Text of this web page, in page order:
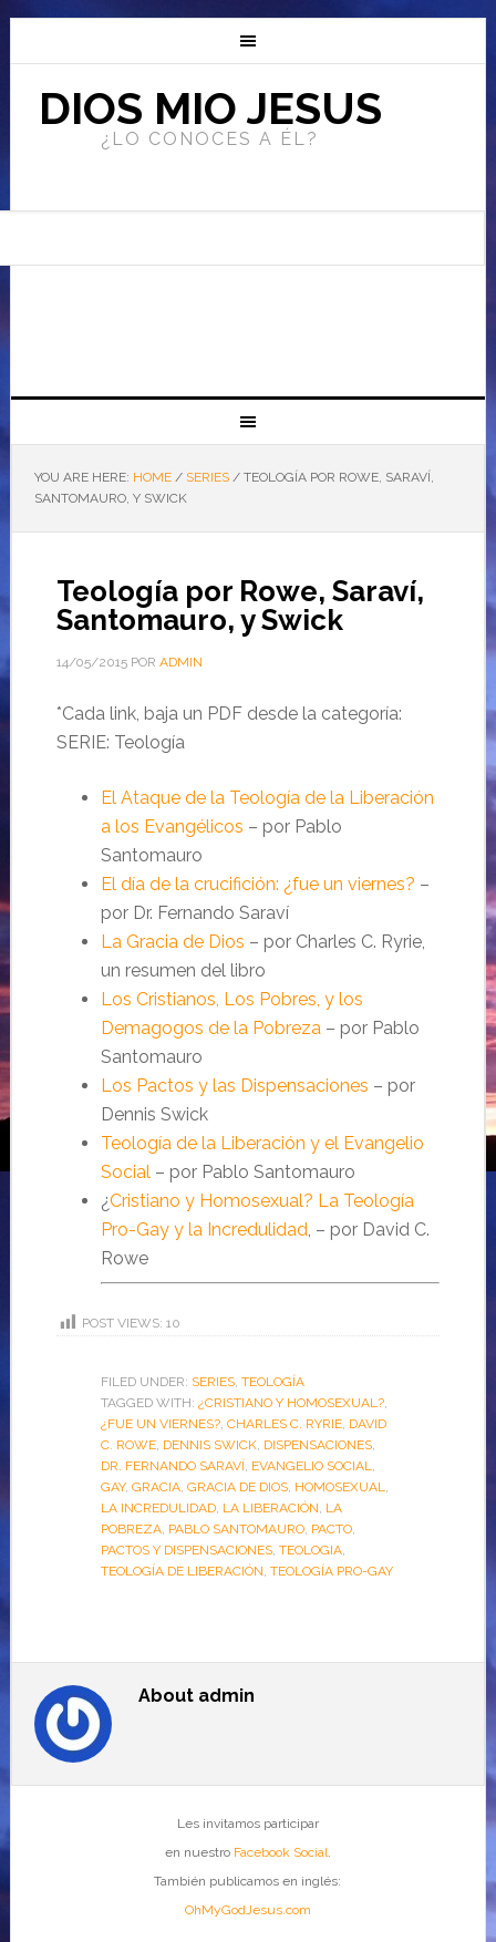
DIOS MIO JESUS
¿LO CONOCES A ÉL?
YOU ARE HERE: HOME / SERIES /TEOLOGÍA POR ROWE, SARAVÍ,
SANTOMAURO, Y SWICK
Teología por Rowe, Saraví,
Santomauro, y Swick
14/05/2015POR ADMIN
*Cada link, baja un PDF desde la categoría:
SERIE: Teología
El Ataque de la Teología de la Liberación
a los Evangélicos – por Pablo
Santomauro
El día de la crucifición: ¿fue un viernes? –
por Dr. Fernando Saraví
La Gracia de Dios – por Charles C. Ryrie,
un resumen del libro
Los Cristianos, Los Pobres, y los
Demagogos de la Pobreza– por Pablo
Santomauro
Los Pactos y las Dispensaciones – por
Dennis Swick
Teología de la Liberación y el Evangelio
Social– por Pablo Santomauro
¿Cristiano y Homosexual? La Teología
Pro-Gay y la Incredulidad, – por David C.
Rowe
POST VIEWS: 10
FILED UNDER: SERIES, TEOLOGÍA
TAGGED WITH: ¿CRISTIANO Y HOMOSEXUAL?,
¿FUE UN VIERNES?, CHARLES C. RYRIE, DAVID
C. ROWE, DENNIS SWICK, DISPENSACIONES,
DR. FERNANDO SARAVÍ, EVANGELIO SOCIAL,
GAY, GRACIA, GRACIA DE DIOS, HOMOSEXUAL,
LA INCREDULIDAD, LA LIBERACIÓN, LA
POBREZA, PABLO SANTOMAURO, PACTO,
PACTOS Y DISPENSACIONES, TEOLOGIA,
TEOLOGÍA DE LIBERACIÓN, TEOLOGÍA PRO-GAY
About admin
Les invitamos participar
en nuestro Facebook Social.
También publicamos en inglés:
OhMyGodJesus.com